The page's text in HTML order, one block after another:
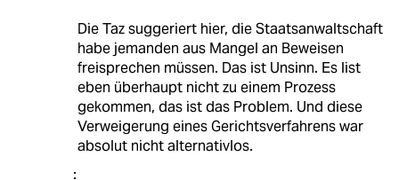
Die Taz suggeriert hier, die Staatsanwaltschaft
habe jemanden aus Mangel an Beweisen
freisprechen müssen. Das ist Unsinn. Es list
eben überhaupt nicht zu einem Prozess
gekommen, das ist das Problem. Und diese
Verweigerung eines Gerichtsverfahrens war
absolut nicht alternativlos.